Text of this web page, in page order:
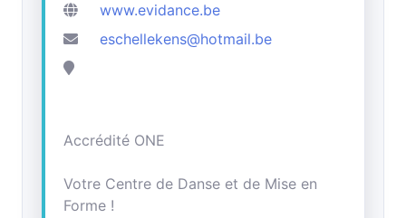
www.evidance.be
eschellekens@hotmail.be
Accrédité ONE
Votre Centre de Danse et de Mise en
Forme !